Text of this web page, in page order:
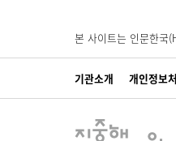
본 사이트는 인문한국
기관소개 개인정보